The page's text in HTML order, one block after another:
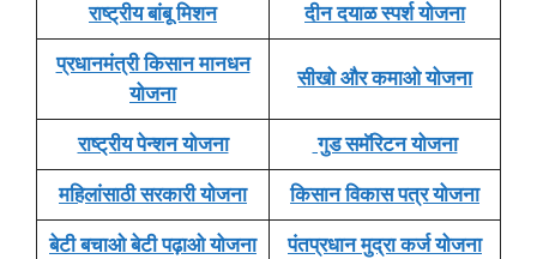
राष्ट्रीय बांबू मिशन दीन दयाळ स्पर्श योजना
प्रधानमंत्री किसान मानधन
योजना
सीखो और कमाओ योजना
राष्ट्रीय पेन्शन योजना गुड समॅरिटन योजना
महिलांसाठी सरकारी योजना किसान विकास पत्र योजना
बेटी बचाओ बेटी पढ़ाओ योजना पंतप्रधान मुद्रा कर्ज योजना